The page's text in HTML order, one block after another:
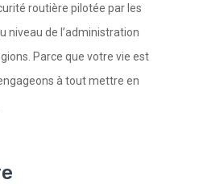
routière pilotée par les
niveau de l’administration
Parce que votre vie est
à tout mettre en